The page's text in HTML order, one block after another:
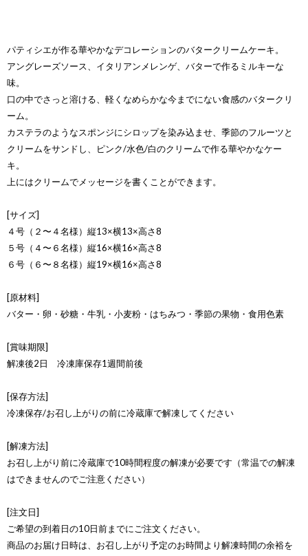
パティシエが作る華やかなデコレーションのバタークリームケーキ。
アングレーズソース、イタリアンメレンゲ、バターで作るミルキーな
味。
口の中でさっと溶ける、軽くなめらかな今までにない食感のバタークリ
ーム。
カステラのようなスポンジにシロップを染み込ませ、季節のフルーツと
クリームをサンドし、ピンク/水色/白のクリームで作る華やかなケー
キ。
上にはクリームでメッセージを書くことができます。
[サイズ]
４号（２〜４名様）縦13×横13×高さ8
５号（４〜６名様）縦16×横16×高さ8
６号（６〜８名様）縦19×横16×高さ8
[原材料]
バター・卵・砂糖・牛乳・小麦粉・はちみつ・季節の果物・食用色素
[賞味期限]
解凍後2日 冷凍庫保存1週間前後
[保存方法]
冷凍保存/お召し上がりの前に冷蔵庫で解凍してください
[解凍方法]
お召し上がり前に冷蔵庫で10時間程度の解凍が必要です（常温での解凍
はできませんのでご注意ください）
[注文日]
ご希望の到着日の10日前までにご注文ください。
商品のお届け日時は、お召し上がり予定のお時間より解凍時間の余裕を